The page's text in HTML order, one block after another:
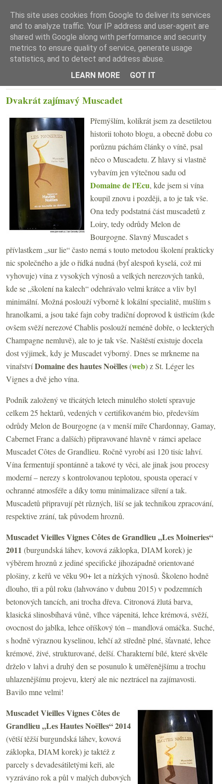
☰ Menu
Dvakrát zajímavý Muscadet
Přemýšlím, kolikrát jsem za desetiletou
historii tohoto blogu, a obecně dobu co
porůznu páchám články o víně, psal
něco o Muscadetu. Z hlavy si vlastně
vybavím jen výtečnou sadu od
Domaine de l'Ecu, kde jsem si vína
koupil znovu i později, a to je tak vše.
Ona tedy podstatná část muscadetů z
Loiry, tedy odrůdy Melon de
Bourgogne. Slavný Muscadet s
přívlastkem „sur lie“ často nemá s touto metodou školení prakticky
nic společného a jde o řídká nudná (byť alespoň kyselá, což mi
vyhovuje) vína z vysokých výnosů a velkých nerezových tanků,
kde se „školení na kalech“ odehrávalo velmi krátce a vliv byl
minimální. Možná poslouží výborně k lokální specialitě, mušlím s
hranolkami, a jsou také fajn coby tradiční doprovod k ústřicím (kde
ovšem svěží nerezové Chablis poslouží neméně dobře, o leckterých
Champagne nemluvě), ale to je tak vše. Naštěstí existuje docela
dost výjimek, kdy je Muscadet výborný. Dnes se mrkneme na
vinařstvíDomaine des hautes Noëlles(web) z St. Léger les
Vignes a dvě jeho vína.
Podnik založený ve třicátých letech minulého století spravuje
celkem 25 hektarů, vedených v certifikovaném bio, především
odrůdy Melon de Bourgogne (a v menší míře Chardonnay, Gamay,
Cabernet Franc a dalších) připravované hlavně v rámci apelace
Muscadet Côtes de Grandlieu. Ročně vyrobí asi 120 tisíc lahví.
Vína fermentují spontánně a takové ty věci, ale jinak jsou procesy
moderní – nerezy s kontrolovanou teplotou, spousta operací v
ochranné atmosféře a díky tomu minimalizace síření a tak.
Muscadetů připravují pět různých, liší se jak technikou zpracování,
respektive zrání, tak původem hroznů.
Muscadet Vieilles Vignes Côtes de Grandlieu „Les Moineries“
2011 (burgundská láhev, kovová záklopka, DIAM korek) je
výběrem hroznů z jediné specifické jihozápadně orientované
plošiny, z keřů ve věku 90+ let a nízkých výnosů. Školeno hodně
dlouho, tři a půl roku (lahvováno v dubnu 2015) v podzemních
betonových tancích, ani trocha dřeva. Citronová žlutá barva,
klasická slinosbíhavá vůně, vlhce vápenitá, lehce krémová, svěží,
ovocnost do jablka, lehce oříškový tón – mandlová omáčka. Suché,
s hodně výraznou kyselinou, lehčí až středně plné, šťavnaté, lehce
krémové, živé, strukturované, delší. Charakterní bílé, které skvěle
drželo v lahvi a druhý den se posunulo k uměřenějšímu a trochu
uhlazenějšímu projevu, který ale nic neztrácel na zajímavosti.
Bavilo mne velmi!
Muscadet Vieilles Vignes Côtes de
Grandlieu „Les Hautes Noëlles“ 2014
(větší těžší burgundská láhev, kovová
záklopka, DIAM korek) je taktéž z
parcely s devadesátiletými keři, ale
vyzráváno rok a půl v malých dubových
This site uses cookies from Google to deliver its services
and to analyze traffic. Your IP address and user-agent are
shared with Google along with performance and security
metrics to ensure quality of service, generate usage
statistics, and to detect and address abuse.
LEARN MORE
GOT IT